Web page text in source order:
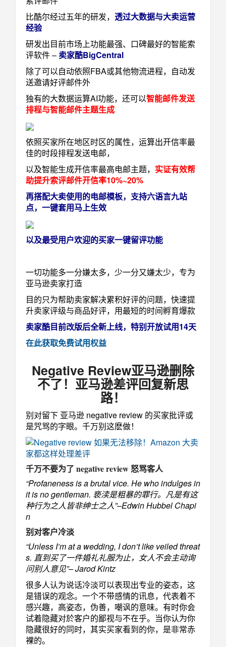
比酷尔经过五年的研发， 透过大数据与大卖运营
经验
研发出目前市场上功能最强、口碑最好的智能索
评软件 – 卖家酷BigCentral
除了可以自动依照FBA或其他物流进程，自动发
送邀请好评邮件外
独有的大数据运算AI功能，还可以智能邮件发送
排程与智能邮件主题生成
依照买家所在地区时区的属性，运算出开信率最
佳的时段排程发送电邮，
以及智能生成开信率最高电邮主题， 实证有效帮
助提升索评邮件开信率10%~20%
再搭配大卖使用的电邮模板，支持六语言九站
点，一键套用马上生效
以及最受用户欢迎的买家一键留评功能
一切功能多一分嫌太多，少一分又嫌太少，专为
亚马逊卖家打造
目的只为帮助卖家解决累积好评的问题，快速提
升卖家评级与商品好评，用最短的时间孵育爆款
卖家酷目前改版后全新上线，特别开放试用14天
在此获取免费试用权益
Negative Review亚马逊删除
不了！亚马逊差评回复新思
路！
别对留下 亚马逊 negative review 的买家批评或
是咒骂的字眼。千万别这麽做！
千万不要为了 negative review 怒骂客人
“Profaneness is a brutal vice. He who indulges in
it is no gentleman. 亵渎是粗暴的罪行。凡是有这
种行为之人皆非绅士之人”–Edwin Hubbel Chapi
n
别对客户冷淡
“Unless I’m at a wedding, I don’t like veiled threat
s. 直到买了一件婚礼礼服为止，女人不会主动询
问别人意见”– Jarod Kintz
很多人认为说话冷淡可以表现出专业的姿态，这
是错误的观念。一个不带感情的讯息，代表着不
感兴趣，高姿态，伪善，嘲讽的意味。有时你会
试着隐藏对於客户的鄙视与不在乎。当你认为你
隐藏很好的同时，其实买家看到的你，是非常赤
裸的。